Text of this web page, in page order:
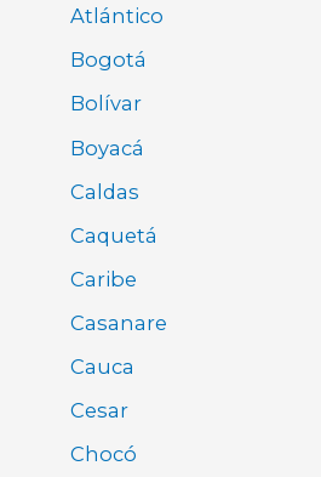
Atlántico
Bogotá
Bolívar
Boyacá
Caldas
Caquetá
Caribe
Casanare
Cauca
Cesar
Chocó